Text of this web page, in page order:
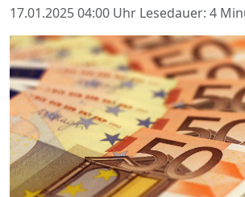
17.01.2025 04:00 Uhr Lesedauer: 4